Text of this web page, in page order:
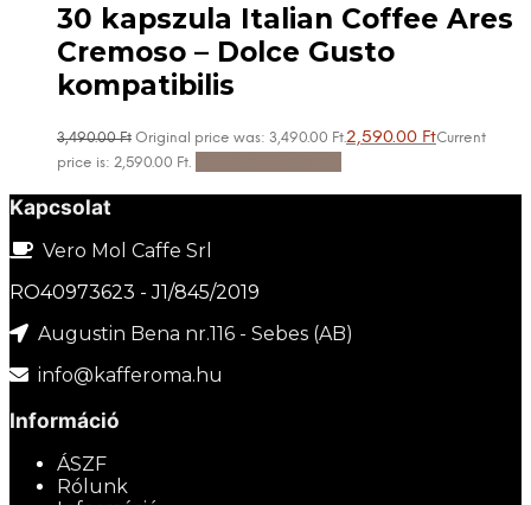
30 kapszula Italian Coffee Ares
Cremoso – Dolce Gusto
kompatibilis
3,490.00Ft Original price was: 3,490.00 Ft.2,590.00 FtCurrent
price is: 2,590.00 Ft.
Kapcsolat
Vero Mol Caffe Srl
RO40973623 - J1/845/2019
Augustin Bena nr.116 - Sebes (AB)
info@kafferoma.hu
Információ
ÁSZF
Rólunk